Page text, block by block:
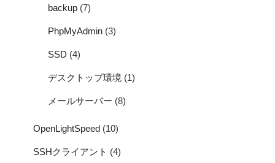
backup (7)
PhpMyAdmin (3)
SSD (4)
デスクトップ環境 (1)
メールサーバー (8)
OpenLightSpeed (10)
SSHクライアント (4)